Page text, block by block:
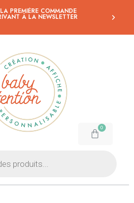
PREMIÈRE COMMANDE
À LA NEWSLETTER